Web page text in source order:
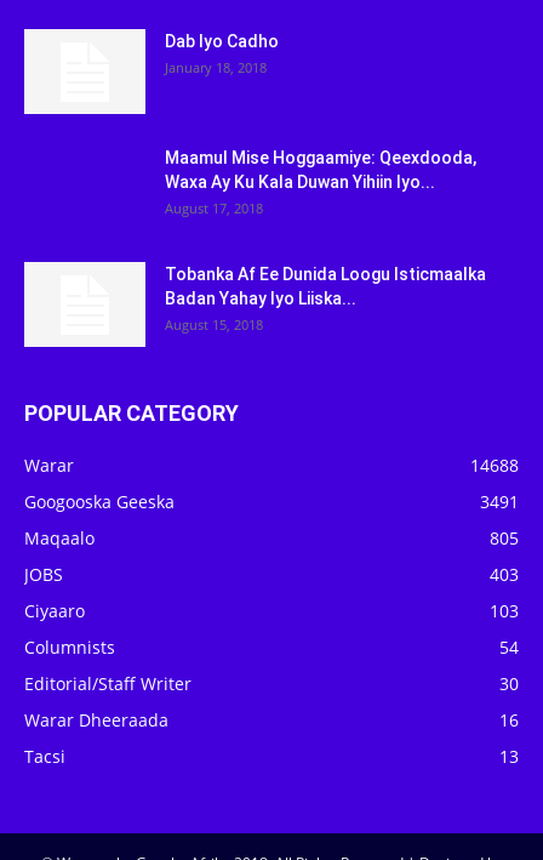
Dab Iyo Cadho
January 18, 2018
Maamul Mise Hoggaamiye: Qeexdooda,
Waxa Ay Ku Kala Duwan Yihiin Iyo...
August 17, 2018
Tobanka Af Ee Dunida Loogu Isticmaalka
Badan Yahay Iyo Liiska...
August 15, 2018
POPULAR CATEGORY
Warar
14688
Googooska Geeska
3491
Maqaalo
805
JOBS
403
Ciyaaro
103
Columnists
54
Editorial/Staff Writer
30
Warar Dheeraada
16
Tacsi
13